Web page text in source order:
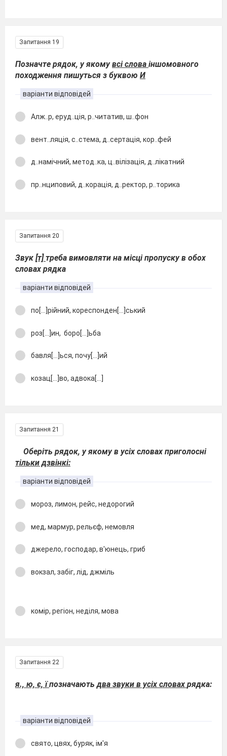
Запитання 19
Позначте рядок, у якомувсі слова іншомовного
походження пишуться з буквою И
варіанти відповідей
Алж..р, еруд..ція, р..читатив, ш..фон
вент..ляція, с..стема, д..сертація, кор..фей
д..намічний, метод..ка, ц..вілізація, д..лікатний
пр..нциповий, д..корація, д..ректор, р..торика
Запитання 20
Звук [т]треба вимовляти на місці пропуску в обох
словах рядка
варіанти відповідей
по[…]рійний, кореспонден[…]ський
роз[…]ин, боро[…]ьба
бавля[…]ься, почу[…]ий
козац[…]во, адвока[…]
Запитання 21
Оберіть рядок, у якому в усіх словах приголосні
тільки дзвінкі:
варіанти відповідей
мороз, лимон, рейс, недорогий
мед, мармур, рельєф, немовля
джерело, господар, в'юнець, гриб
вокзал, забіг, лід, джміль
комір, регіон, неділя, мова
Запитання 22
я., ю, є, їпозначаютьдва звуки в усіх словах рядка:
варіанти відповідей
свято, цвях, буряк, ім'я